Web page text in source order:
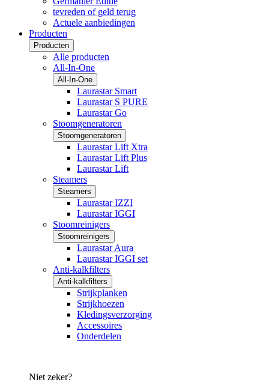
tevreden of geld terug
Actuele aanbiedingen
Producten
Producten
Alle producten
All-In-One
All-In-One
Laurastar Smart
Laurastar S PURE
Laurastar Go
Stoomgeneratoren
Stoomgeneratoren
Laurastar Lift Xtra
Laurastar Lift Plus
Laurastar Lift
Steamers
Steamers
Laurastar IZZI
Laurastar IGGI
Stoomreinigers
Stoomreinigers
Laurastar Aura
Laurastar IGGI set
Anti-kalkfilters
Anti-kalkfilters
Strijkplanken
Strijkhoezen
Kledingsverzorging
Accessoires
Onderdelen
Niet zeker?